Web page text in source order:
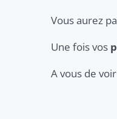
Vous aurez
Une fois vos
A vous de